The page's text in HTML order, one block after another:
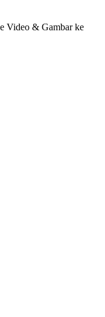
Video & Gambar ke